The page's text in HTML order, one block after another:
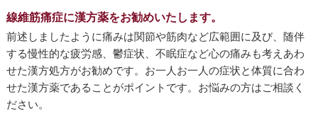
線維筋痛症に漢方薬をお勧めいたします。
前述しましたように痛みは関節や筋肉など広範囲に及び、随伴
する慢性的な疲労感、鬱症状、不眠症など心の痛みも考えあわ
せた漢方処方がお勧めです。お一人お一人の症状と体質に合わ
せた漢方薬であることがポイントです。お悩みの方はご相談く
ださい。